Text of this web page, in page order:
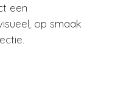
een
op smaak